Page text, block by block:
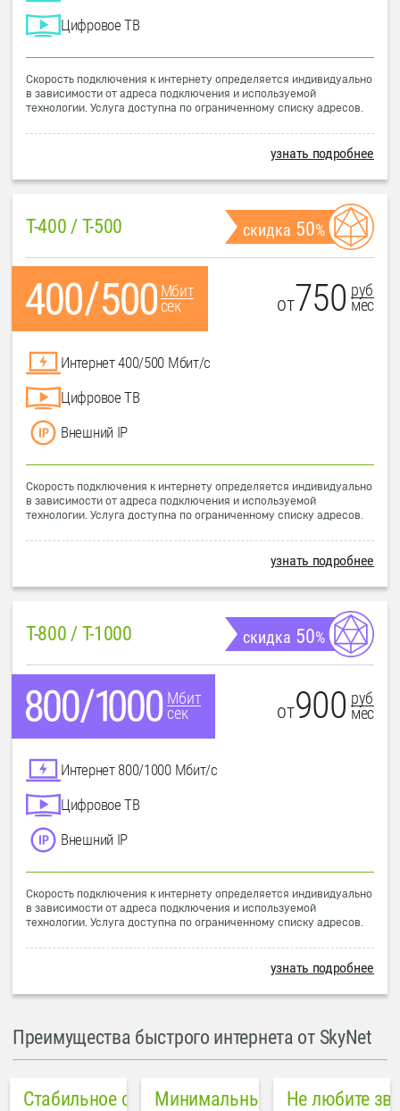
Цифровое ТВ
Скорость подключения к интернету определяется индивидуально
в зависимости от адреса подключения и используемой
технологии. Услуга доступна по ограниченному списку адресов.
узнать подробнее
T-400 / T-500 скидка 50%
Мбит
сек
от750 руб
мес
Интернет 400/500 Мбит/с
Цифровое ТВ
Внешний IP
Скорость подключения к интернету определяется индивидуально
в зависимости от адреса подключения и используемой
технологии. Услуга доступна по ограниченному списку адресов.
узнать подробнее
T-800 / T-1000 скидка 50%
Мбит
сек
от900 руб
мес
Интернет 800/1000 Мбит/с
Цифровое ТВ
Внешний IP
Скорость подключения к интернету определяется индивидуально
в зависимости от адреса подключения и используемой
технологии. Услуга доступна по ограниченному списку адресов.
узнать подробнее
Преимущества быстрого интернета от SkyNet
Стабильное соединениеМинимальный пинг в городе
Не любите